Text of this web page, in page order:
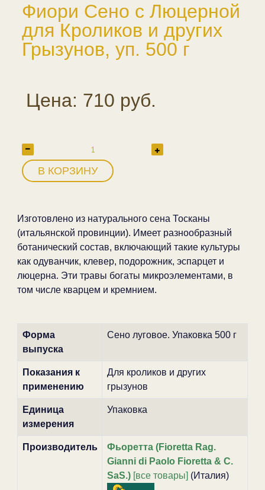
Фиори Сено с Люцерной
для Кроликов и других
Грызунов, уп. 500 г
Цена: 710 руб.
В КОРЗИНУ
Изготовлено из натурального сена Тосканы
(итальянской провинции). Имеет разнообразный
ботанический состав, включающий такие культуры
как одуванчик, клевер, подорожник, эспарцет и
люцерна. Эти травы богаты микроэлементами, в
том числе кварцем и кремнием.
Форма
выпуска
Сено луговое. Упаковка 500 г
Показания к
применению
Для кроликов и других
грызунов
Единица
измерения
Упаковка
Производитель
Фьоретта (Fioretta Rag.
Gianni di Paolo Fioretta & C.
SaS.)[все товары] (Италия)